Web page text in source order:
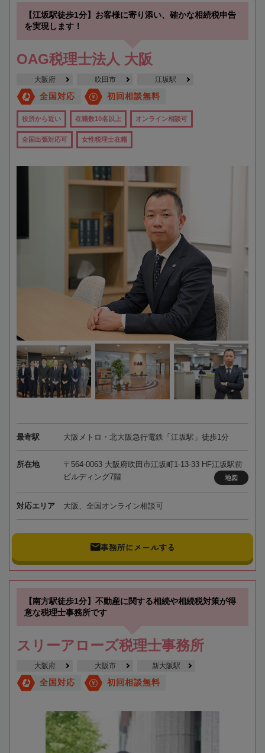
【江坂駅徒歩1分】お客様に寄り添い、確かな相続税申告
を実現します！
OAG税理士法人 大阪
大阪府 吹田市 江坂駅
全国対応 初回相談無料
役所から近い 在籍数10名以上 オンライン相談可
全国出張対応可 女性税理士在籍
最寄駅 大阪メトロ・北大阪急行電鉄「江坂駅」徒歩1分
所在地
〒564-0063 大阪府吹田市江坂町1-13-33 HF江坂駅前
ビルディング7階
地図
対応エリア 大阪、全国オンライン相談可
事務所にメールする
【南方駅徒歩1分】不動産に関する相続や相続税対策が得
意な税理士事務所です
スリーアローズ税理士事務所
大阪府 大阪市 新大阪駅
全国対応 初回相談無料